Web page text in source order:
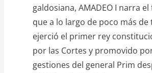
galdosiana, AMADEO I narra
que a lo largo de poco más de
ejerció el primer rey
por las Cortes y promovido
gestiones del general Prim